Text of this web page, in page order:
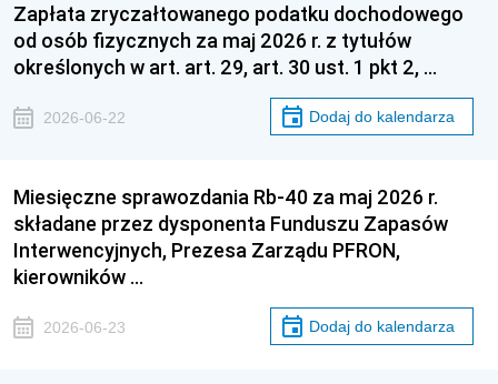
Zapłata zryczałtowanego podatku dochodowego
od osób fizycznych za maj 2026 r. z tytułów
określonych w art. art. 29, art. 30 ust. 1 pkt 2, …
2026-06-22 Dodaj do kalendarza
Miesięczne sprawozdania Rb-40 za maj 2026 r.
składane przez dysponenta Funduszu Zapasów
Interwencyjnych, Prezesa Zarządu PFRON,
kierowników …
2026-06-23 Dodaj do kalendarza